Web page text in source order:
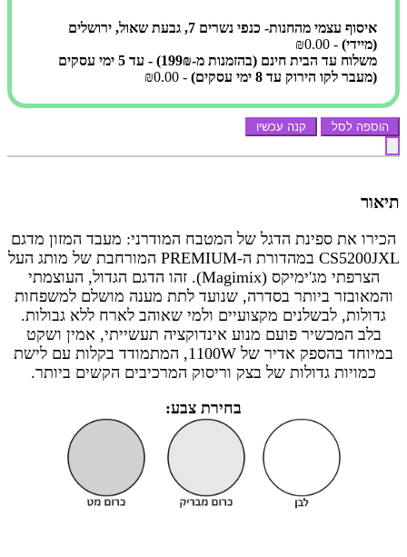
איסוף עצמי מהחנות- כנפי נשרים 7, גבעת שאול, ירושלים
(מיידי) - ₪0.00
משלוח עד הבית חינם (בהזמנות מ-199₪) - עד 5 ימי עסקים
(מעבר לקו הירוק עד 8 ימי עסקים)
- ₪0.00
הוספה לסל קנה עכשיו
תיאור
הכירו את ספינת הדגל של המטבח המודרני: מעבד המזון מדגם
CS5200JXL במהדורת ה-PREMIUM המורחבת של מותג העל
הצרפתי מג'ימיקס (Magimix). זהו הדגם הגדול, העוצמתי
והמאובזר ביותר בסדרה, שנועד לתת מענה מושלם למשפחות
גדולות, לבשלנים מקצועיים ולמי שאוהב לארח ללא גבולות.
בלב המכשיר פועם מנוע אינדוקציה תעשייתי, אמין ושקט
במיוחד בהספק אדיר של 1100W, המתמודד בקלות עם לישת
כמויות גדולות של בצק וריסוק המרכיבים הקשים ביותר.
בחירת צבע: